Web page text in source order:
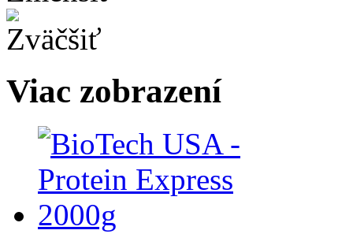
Viac zobrazení